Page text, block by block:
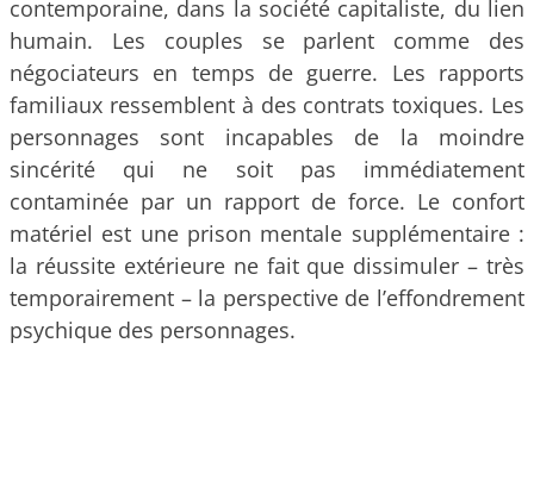
contemporaine, dans la société capitaliste, du lien
humain. Les couples se parlent comme des
négociateurs en temps de guerre. Les rapports
familiaux ressemblent à des contrats toxiques. Les
personnages sont incapables de la moindre
sincérité qui ne soit pas immédiatement
contaminée par un rapport de force. Le confort
matériel est une prison mentale supplémentaire :
la réussite extérieure ne fait que dissimuler – très
temporairement – la perspective de l’effondrement
psychique des personnages.